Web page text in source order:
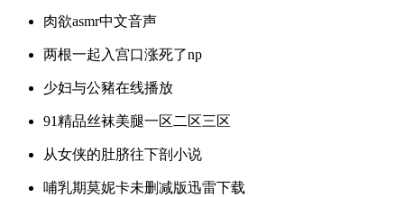
肉欲asmr中文音声
两根一起入宫口涨死了np
少妇与公豬在线播放
91精品丝袜美腿一区二区三区
从女侠的肚脐往下剖小说
哺乳期莫妮卡未删减版迅雷下载